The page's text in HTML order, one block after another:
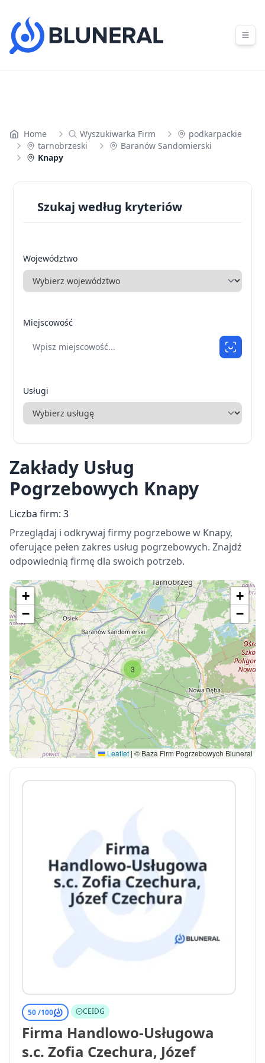
Home Wyszukiwarka Firm
podkarpackie
tarnobrzeski
Baranów Sandomierski
Knapy
Szukaj według kryteriów
Województwo
Miejscowość
Usługi
Zakłady Usług
Pogrzebowych Knapy
Liczba firm: 3
Przeglądaj i odkrywaj firmy pogrzebowe w Knapy,
oferujące pełen zakres usług pogrzebowych. Znajdź
odpowiednią firmę dla swoich potrzeb.
3
+
−
+
−
Leaflet | © Baza Firm Pogrzebowych Bluneral
50 /100 CEIDG
Firma Handlowo-Usługowa
s.c. Zofia Czechura, Józef